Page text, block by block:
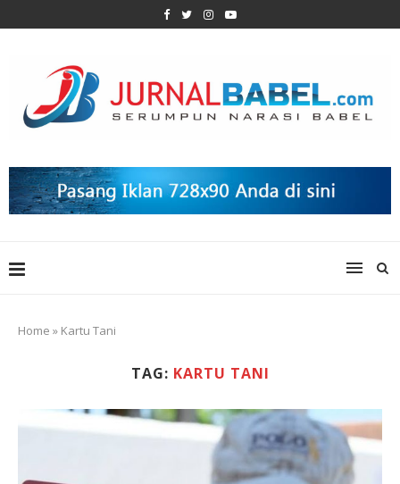
Home » Kartu Tani
TAG: KARTU TANI